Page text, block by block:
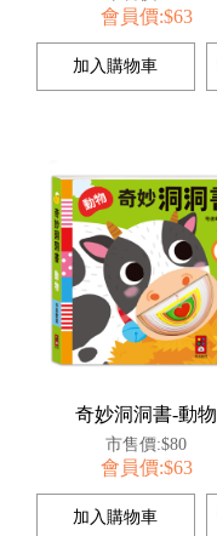
會員價:$63
奇妙洞洞書-動物
市售價:$80
會員價:$63